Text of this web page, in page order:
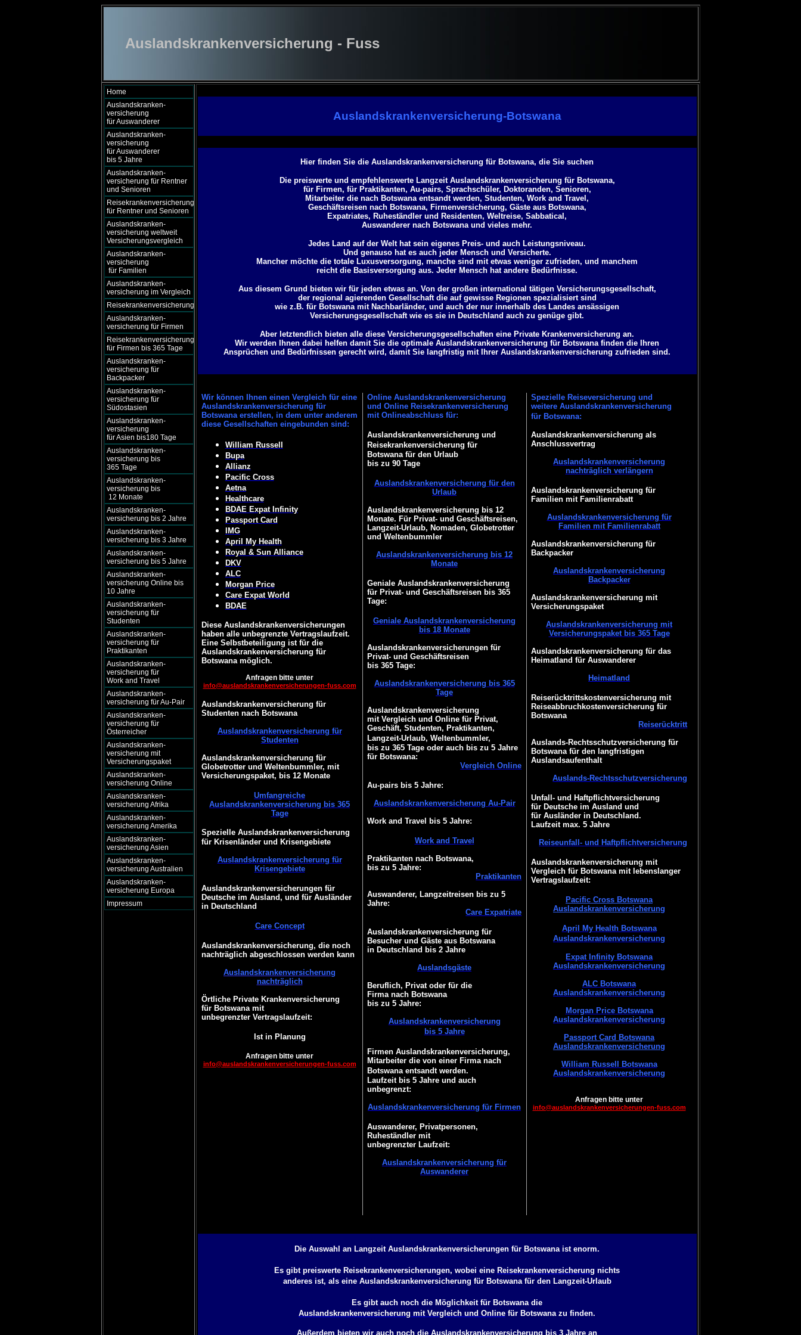
Auslandskrankenversicherung - Fuss
Home
Auslandskranken-
versicherung
für Auswanderer
Auslandskranken-
versicherung
für Auswanderer
bis 5 Jahre
Auslandskranken-
versicherung für Rentner
und Senioren
Reisekrankenversicherung
für Rentner und Senioren
Auslandskranken-
versicherung weltweit
Versicherungsvergleich
Auslandskranken-
versicherung
für Familien
Auslandskranken-
versicherung im Vergleich
Reisekrankenversicherung
Auslandskranken-
versicherung für Firmen
Reisekrankenversicherung
für Firmen bis 365 Tage
Auslandskranken-
versicherung für
Backpacker
Auslandskranken-
versicherung für
Südostasien
Auslandskranken-
versicherung
für Asien bis180 Tage
Auslandskranken-
versicherung bis
365 Tage
Auslandskranken-
versicherung bis
12 Monate
Auslandskranken-
versicherung bis 2 Jahre
Auslandskranken-
versicherung bis 3 Jahre
Auslandskranken-
versicherung bis 5 Jahre
Auslandskranken-
versicherung Online bis
10 Jahre
Auslandskranken-
versicherung für
Studenten
Auslandskranken-
versicherung für
Praktikanten
Auslandskranken-
versicherung für
Work and Travel
Auslandskranken-
versicherung für Au-Pair
Auslandskranken-
versicherung für
Österreicher
Auslandskranken-
versicherung mit
Versicherungspaket
Auslandskranken-
versicherung Online
Auslandskranken-
versicherung Afrika
Auslandskranken-
versicherung Amerika
Auslandskranken-
versicherung Asien
Auslandskranken-
versicherung Australien
Auslandskranken-
versicherung Europa
Impressum
Auslandskrankenversicherung-Botswana
Hier finden Sie die Auslandskrankenversicherung für Botswana, die Sie suchen
Die preiswerte und empfehlenswerte Langzeit Auslandskrankenversicherung für Botswana,
für Firmen, für Praktikanten, Au-pairs, Sprachschüler, Doktoranden, Senioren,
Mitarbeiter die nach Botswana entsandt werden, Studenten, Work and Travel,
Geschäftsreisen nach Botswana, Firmenversicherung, Gäste aus Botswana,
Expatriates, Ruheständler und Residenten, Weltreise, Sabbatical ,
Auswanderer nach Botswana und vieles mehr.
Jedes Land auf der Welt hat sein eigenes Preis- und auch Leistungsniveau.
Und genauso hat es auch jeder Mensch und Versicherte.
Mancher möchte die totale Luxusversorgung, manche sind mit etwas weniger zufrieden, und manchem
reicht die Basisversorgung aus. Jeder Mensch hat andere Bedürfnisse.
Aus diesem Grund bieten wir für jeden etwas an. Von der großen international tätigen Versicherungsgesellschaft,
der regional agierenden Gesellschaft die auf gewisse Regionen spezialisiert sind
wie z.B. für Botswana mit Nachbarländer, und auch der nur innerhalb des Landes ansässigen
Versicherungsgesellschaft wie es sie in Deutschland auch zu genüge gibt.
Aber letztendlich bieten alle diese Versicherungsgesellschaften eine Private Krankenversicherung an.
Wir werden Ihnen dabei helfen damit Sie die optimale Auslandskrankenversicherung für Botswana finden die Ihren
Ansprüchen und Bedürfnissen gerecht wird, damit Sie langfristig mit Ihrer Auslandskrankenversicherung zufrieden sind.
Wir könnenIhnen einen Vergleich für eine
Auslandskrankenversicherung für
Botswana erstellen, in dem unter anderem
diese Gesellschaften eingebunden sind:
William Russell
Bupa
Allianz
Pacific Cross
Aetna
Healthcare
BDAE Expat Infinity
Passport Card
IMG
April My Health
Royal & Sun Alliance
DKV
ALC
Morgan Price
Care Expat World
BDAE
Diese Auslandskrankenversicherungen
haben alle unbegrenzte Vertragslaufzeit.
Eine Selbstbeteiligung ist für die
Auslandskrankenversicherung für
Botswana möglich.
Anfragen bitte unter
info@auslandskrankenversicherungen-fuss.com
Auslandskrankenversicherung für
Studenten nach Botswana
Auslandskrankenversicherung für
Studenten
Auslandskrankenversicherung für
Globetrotter und Weltenbummler, mit
Versicherungspaket, bis 12 Monate
Umfangreiche
Auslandskrankenversicherung bis 365
Tage
Spezielle Auslandskrankenversicherung
für Krisenländer und Krisengebiete
Auslandskrankenversicherung für
Krisengebiete
Auslandskrankenversicherungen für
Deutsche im Ausland, und für Ausländer
in Deutschland
Care Concept
Auslandskrankenversicherung, die noch
nachträglich abgeschlossen werden kann
Auslandskrankenversicherung
nachträglich
Örtliche Private Krankenversicherung
für Botswana mit
unbegrenzter Vertragslaufzeit:
Ist in Planung
Anfragen bitte unter
info@auslandskrankenversicherungen-fuss.com
Online Auslandskrankenversicherung
und Online Reisekrankenversicherung
mit Onlineabschluss für:
Auslandskrankenversicherung und
Reisekrankenversicherung für
Botswana für den Urlaub
bis zu 90 Tage
Auslandskrankenversicherung für den
Urlaub
Auslandskrankenversicherung bis 12
Monate. Für Privat- und Geschäftsreisen,
Langzeit-Urlaub, Nomaden, Globetrotter
und Weltenbummler
Auslandskrankenversicherung bis 12
Monate
Geniale Auslandskrankenversicherung
für Privat- und Geschäftsreisen bis 365
Tage:
Geniale Auslandskrankenversicherung
bis 18 Monate
Auslandskrankenversicherungen für
Privat- und Geschäftsreisen
bis 365 Tage:
Auslandskrankenversicherung bis 365
Tage
Auslandskrankenversicherung
mit Vergleich und Online für Privat,
Geschäft, Studenten, Praktikanten,
Langzeit-Urlaub, Weltenbummler,
bis zu 365 Tage oder auch bis zu 5 Jahre
für Botswana:
Vergleich Online
Au-pairs bis 5 Jahre:
Auslandskrankenversicherung Au-Pair
Work and Travel bis 5 Jahre:
Work and Travel
Praktikanten nach Botswana,
bis zu 5 Jahre:
Praktikanten
Auswanderer, Langzeitreisen bis zu 5
Jahre:
Care Expatriate
Auslandskrankenversicherung für
Besucher und Gäste aus Botswana
in Deutschland bis 2 Jahre
Auslandsgäste
Beruflich, Privat oder für die
Firma nach Botswana
bis zu 5 Jahre:
Auslandskrankenversicherung
bis 5 Jahre
Firmen Auslandskrankenversicherung,
Mitarbeiter die von einer Firma nach
Botswana entsandt werden.
Laufzeit bis 5 Jahre und auch
unbegrenzt:
Auslandskrankenversicherung für Firmen
Auswanderer, Privatpersonen,
Ruheständler mit
unbegrenzter Laufzeit:
Auslandskrankenversicherung für
Auswanderer
Spezielle Reiseversicherung und
weitere Auslandskrankenversicherung
für Botswana:
Auslandskrankenversicherung als
Anschlussvertrag
Auslandskrankenversicherung
nachträglich verlängern
Auslandskrankenversicherung für
Familien mit Familienrabatt
Auslandskrankenversicherung für
Familien mit Familienrabatt
Auslandskrankenversicherung für
Backpacker
Auslandskrankenversicherung
Backpacker
Auslandskrankenversicherung mit
Versicherungspaket
Auslandskrankenversicherung mit
Versicherungspaket bis 365 Tage
Auslandskrankenversicherung für das
Heimatland für Auswanderer
Heimatland
Reiserücktrittskostenversicherung mit
Reiseabbruchkostenversicherung für
Botswana
Reiserücktritt
Auslands-Rechtsschutzversicherung für
Botswana für den langfristigen
Auslandsaufenthalt
Auslands-Rechtsschutzversicherung
Unfall- und Haftpflichtversicherung
für Deutsche im Ausland und
für Ausländer in Deutschland.
Laufzeit max. 5 Jahre
Reiseunfall- und Haftpflichtversicherung
Auslandskrankenversicherung mit
Vergleich für Botswana mit lebenslanger
Vertragslaufzeit:
Pacific Cross Botswana
Auslandskrankenversicherung
April My Health Botswana
Auslandskrankenversicherung
Expat Infinity Botswana
Auslandskrankenversicherung
ALC Botswana
Auslandskrankenversicherung
Morgan Price Botswana
Auslandskrankenversicherung
Passport Card Botswana
Auslandskrankenversicherung
William Russell Botswana
Auslandskrankenversicherung
Anfragen bitte unter
info@auslandskrankenversicherungen-fuss.com
Die Auswahl an Langzeit Auslandskrankenversicherungen für Botswana ist enorm.
Es gibt preiswerte Reisekrankenversicherungen, wobei eine Reisekrankenversicherung nichts
anderes ist, als eine Auslandskrankenversicherung für Botswanafür den Langzeit-Urlaub
Es gibt auch noch die Möglichkeit für Botswana die
Auslandskrankenversicherung mit Vergleich und Online für Botswanazu finden.
Außerdem bieten wir auch noch die Auslandskrankenversicherung bis 3 Jahre an